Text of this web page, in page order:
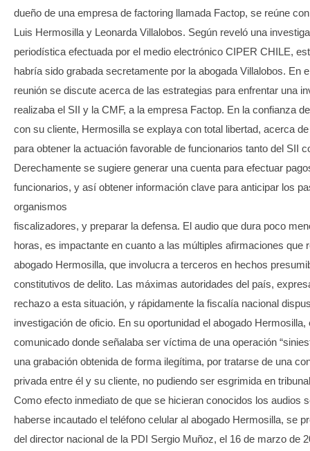
dueño de una empresa de factoring llamada Factop, se reúne
Luis Hermosilla y Leonarda Villalobos. Según reveló una
periodística efectuada por el medio electrónico CIPER CHILE,
habría sido grabada secretamente por la abogada Villalobos. En
reunión se discute acerca de las estrategias para enfrentar una
realizaba el SII y la CMF, a la empresa Factop. En la confianza
con su cliente, Hermosilla se explaya con total libertad, acerca
para obtener la actuación favorable de funcionarios tanto del SII
Derechamente se sugiere generar una cuenta para efectuar
funcionarios, y así obtener información clave para anticipar los
organismos
fiscalizadores, y preparar la defensa. El audio que dura poco
horas, es impactante en cuanto a las múltiples afirmaciones que
abogado Hermosilla, que involucra a terceros en hechos
constitutivos de delito. Las máximas autoridades del país,
rechazo a esta situación, y rápidamente la fiscalía nacional
investigación de oficio. En su oportunidad el abogado Hermosilla,
comunicado donde señalaba ser víctima de una operación
una grabación obtenida de forma ilegítima, por tratarse de una
privada entre él y su cliente, no pudiendo ser esgrimida en
Como efecto inmediato de que se hicieran conocidos los audios
haberse incautado el teléfono celular al abogado Hermosilla, se
del director nacional de la PDI Sergio Muñoz, el 16 de marzo de